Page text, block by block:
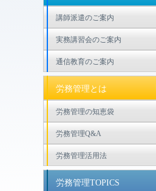
講師派遣のご案内
実務講習会のご案内
通信教育のご案内
労務管理とは
労務管理の知恵袋
労務管理Q&A
労務管理活用法
労務管理TOPICS